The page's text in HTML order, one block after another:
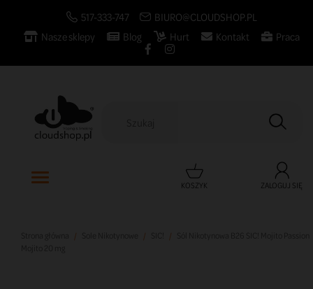
517-333-747
BIURO@CLOUDSHOP.PL
Nasze sklepy
Blog Hurt Kontakt Praca
KOSZYK ZALOGUJ SIĘ